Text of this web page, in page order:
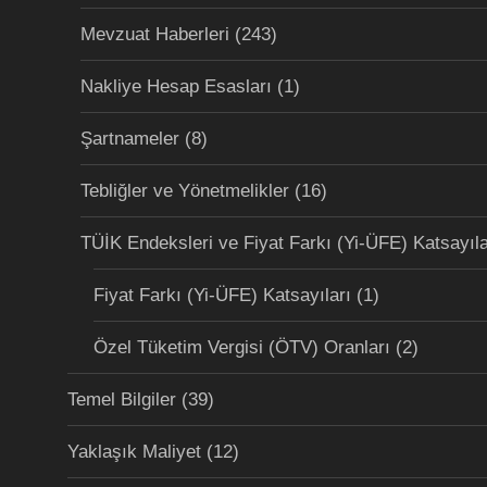
Mevzuat Haberleri (243)
Nakliye Hesap Esasları (1)
Şartnameler (8)
Tebliğler ve Yönetmelikler (16)
TÜİK Endeksleri ve Fiyat Farkı (Yi-ÜFE)
Fiyat Farkı (Yi-ÜFE) Katsayıları (1)
Özel Tüketim Vergisi (ÖTV) Oranları (2)
Temel Bilgiler (39)
Yaklaşık Maliyet (12)